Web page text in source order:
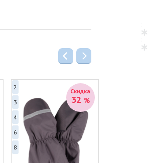
и штрипками.
элементы повышают
подкладка и
Скидка
32 %
2
3
4
6
8